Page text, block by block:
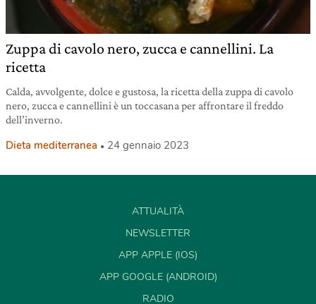
Zuppa di cavolo nero, zucca e cannellini. La
ricetta
Calda, avvolgente, dolce e gustosa, la ricetta della zuppa di cavolo
nero, zucca e cannellini è un toccasana per affrontare il freddo
dell’inverno.
Dieta mediterranea 24 gennaio 2023
ATTUALITÀ
NEWSLETTER
APP APPLE (IOS)
APP GOOGLE (ANDROID)
RADIO